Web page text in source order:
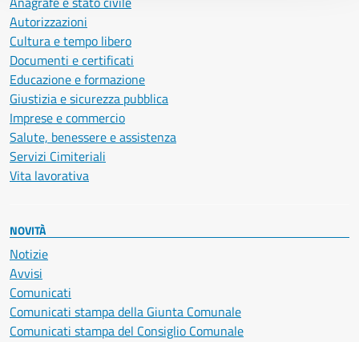
Autorizzazioni
Cultura e tempo libero
Documenti e certificati
Educazione e formazione
Giustizia e sicurezza pubblica
Imprese e commercio
Salute, benessere e assistenza
Servizi Cimiteriali
Vita lavorativa
NOVITÀ
Notizie
Avvisi
Comunicati
Comunicati stampa della Giunta Comunale
Comunicati stampa del Consiglio Comunale